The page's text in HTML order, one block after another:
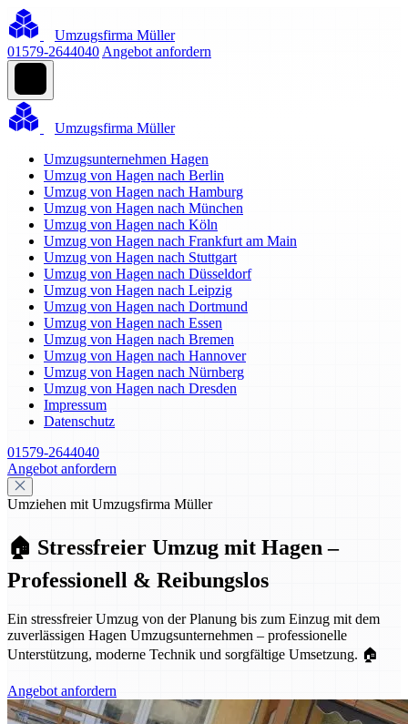
Umzugsfirma Müller
01579-2644040 Angebot anfordern
Umzugsfirma Müller
Umzugsunternehmen Hagen
Umzug von Hagen nach Berlin
Umzug von Hagen nach Hamburg
Umzug von Hagen nach München
Umzug von Hagen nach Köln
Umzug von Hagen nach Frankfurt am Main
Umzug von Hagen nach Stuttgart
Umzug von Hagen nach Düsseldorf
Umzug von Hagen nach Leipzig
Umzug von Hagen nach Dortmund
Umzug von Hagen nach Essen
Umzug von Hagen nach Bremen
Umzug von Hagen nach Hannover
Umzug von Hagen nach Nürnberg
Umzug von Hagen nach Dresden
Impressum
Datenschutz
01579-2644040
Angebot anfordern
Umziehen mit Umzugsfirma Müller
🏠 Stressfreier Umzug mit Hagen –
Professionell & Reibungslos
Ein stressfreier Umzug von der Planung bis zum Einzug mit dem
zuverlässigen Hagen Umzugsunternehmen – professionelle
Unterstützung, moderne Technik und sorgfältige Umsetzung. 🏠
Angebot anfordern